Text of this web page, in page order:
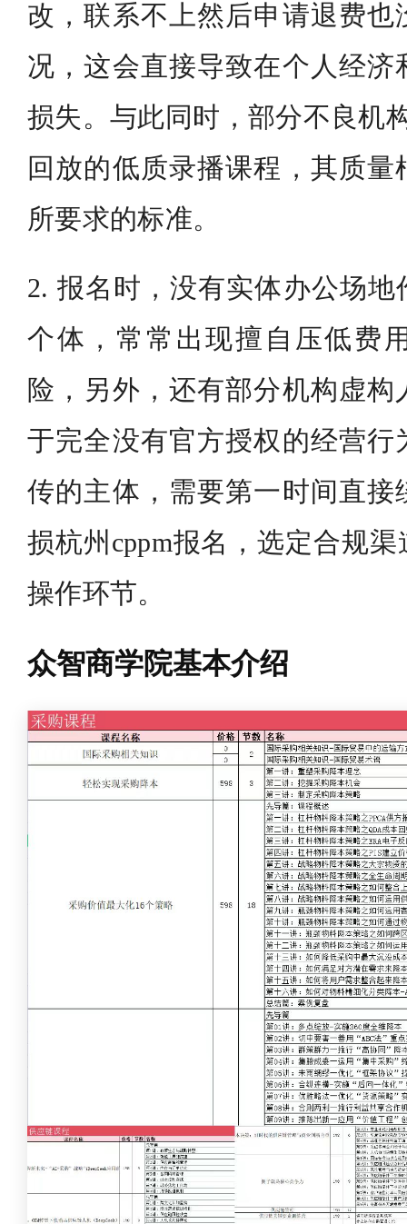
改，联系不上然后申请退费也
况，这会直接导致在个人经济
损失。与此同时，部分不良机
回放的低质录播课程，其质
所要求的标准。
2. 报名时，没有实体办公场
个体，常常出现擅自压低费
险，另外，还有部分机构虚
于完全没有官方授权的经营行
传的主体，需要第一时间直接
损杭州cppm报名，选定合规
操作环节。
众智商学院基本介绍